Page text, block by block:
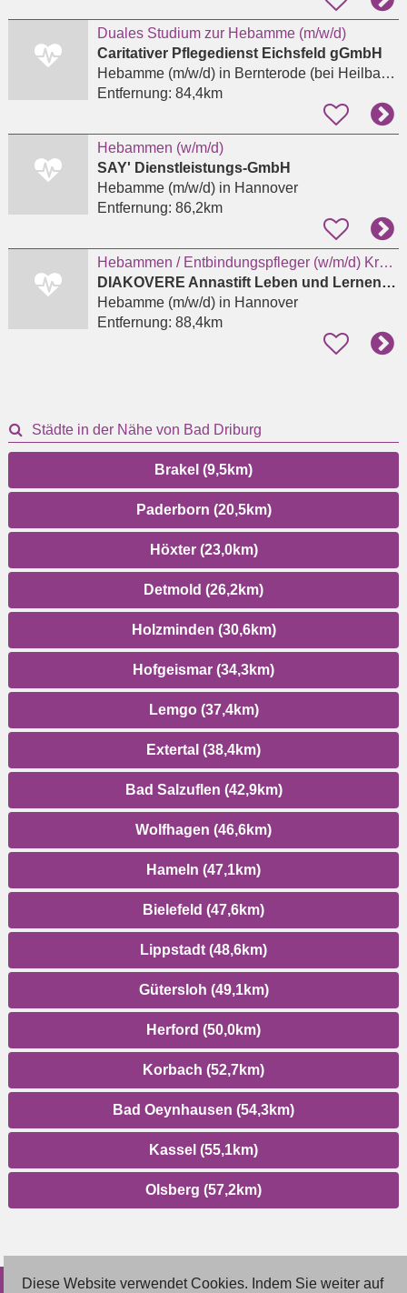
Duales Studium zur Hebamme (m/w/d)
Caritativer Pflegedienst Eichsfeld gGmbH
Hebamme (m/w/d)in Bernterode (bei Heilbad Heiligenstadt)
Entfernung: 84,4km
Hebammen (w/m/d)
SAY' Dienstleistungs-GmbH
Hebamme (m/w/d)in Hannover
Entfernung: 86,2km
Hebammen / Entbindungspfleger (w/m/d) Kreißsaal
DIAKOVERE Annastift Leben und Lernen gGmbH Berufsbildungswerk
Hebamme (m/w/d)in Hannover
Entfernung: 88,4km
Städte in der Nähe von Bad Driburg
Brakel (9,5km)
Paderborn (20,5km)
Höxter (23,0km)
Detmold (26,2km)
Holzminden (30,6km)
Hofgeismar (34,3km)
Lemgo (37,4km)
Extertal (38,4km)
Bad Salzuflen (42,9km)
Wolfhagen (46,6km)
Hameln (47,1km)
Bielefeld (47,6km)
Lippstadt (48,6km)
Gütersloh (49,1km)
Herford (50,0km)
Korbach (52,7km)
Bad Oeynhausen (54,3km)
Kassel (55,1km)
Olsberg (57,2km)
Diese Website verwendet Cookies. Indem Sie weiter auf